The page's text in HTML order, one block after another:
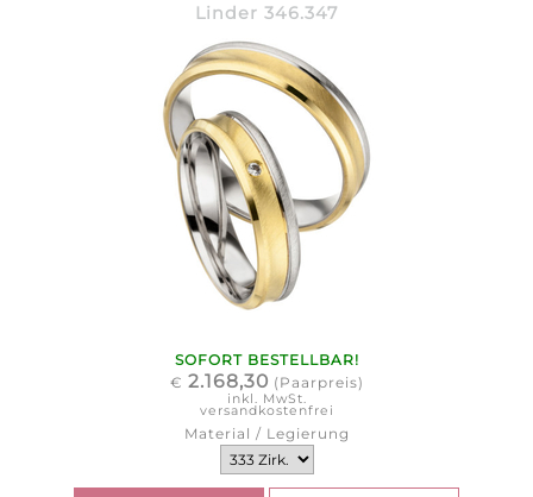
Linder 346.347
SOFORT BESTELLBAR!
€ 2.168,30 (Paarpreis)
inkl. MwSt.
versandkostenfrei
Material / Legierung